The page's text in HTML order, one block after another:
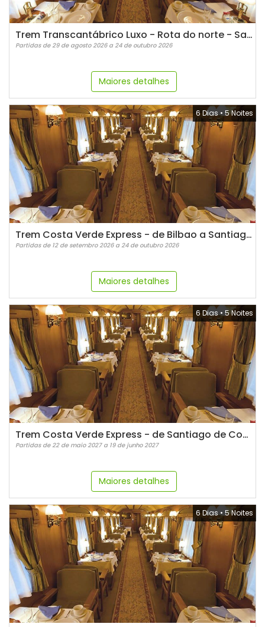
Trem Transcantábrico Luxo - Rota do norte - Santiago de Compostela
Partidas de 29 de agosto 2026 a 24 de outubro 2026
Maiores detalhes
6 Dias• 5 Noites
Trem Costa Verde Express - de Bilbao a Santiago de Compostela
Partidas de 12 de setembro 2026 a 24 de outubro 2026
Maiores detalhes
6 Dias• 5 Noites
Trem Costa Verde Express - de Santiago de Compostela a Bilbao
Partidas de 22 de maio 2027 a 19 de junho 2027
Maiores detalhes
6 Dias• 5 Noites